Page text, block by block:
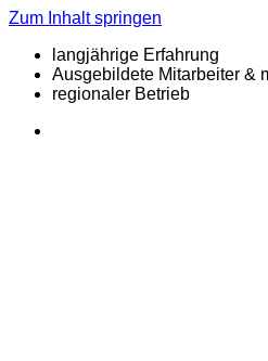
Zum Inhalt springen
langjährige Erfahrung
Ausgebildete Mitarbeiter &
regionaler Betrieb